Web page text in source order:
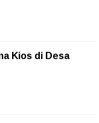
Kios di Desa